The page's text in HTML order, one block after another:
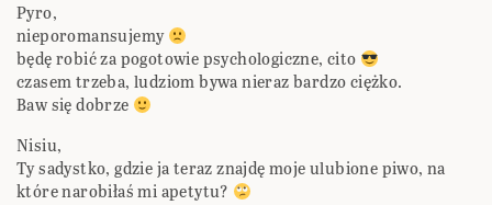
Pyro,
nieporomansujemy
będę robić za pogotowie psychologiczne, cito
czasem trzeba, ludziom bywa nieraz bardzo ciężko.
Baw się dobrze
Nisiu,
Ty sadystko, gdzie ja teraz znajdę moje ulubione piwo, na
które narobiłaś mi apetytu?